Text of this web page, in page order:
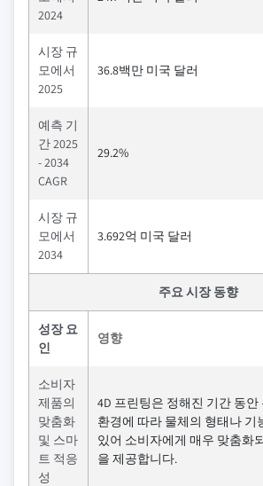
2024
시장 규
모에서
2025
36.8백만 미국 달러
예측 기
간 2025
- 2034
CAGR
29.2%
시장 규
모에서
2034
3.692억 미국 달러
주요 시장 동향
성장 요
인
영향
소비자
제품의
맞춤화
및 스마
트 적응
성
4D 프린팅은 정해진 기간 동안
환경에 따라 물체의 형태나 기
있어 소비자에게 매우 맞춤화
을 제공합니다.